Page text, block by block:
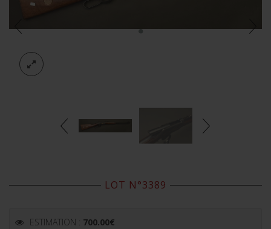
LOT N°3389
ESTIMATION : 700.00€